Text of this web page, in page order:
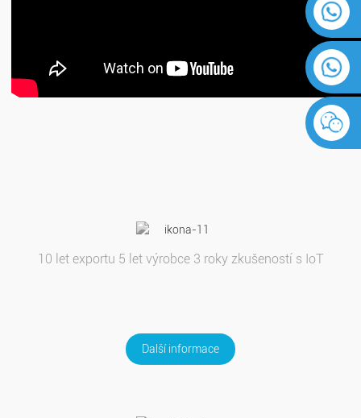
10 let exportu 5 let výrobce 3 roky zkušeností s IoT
Další informace